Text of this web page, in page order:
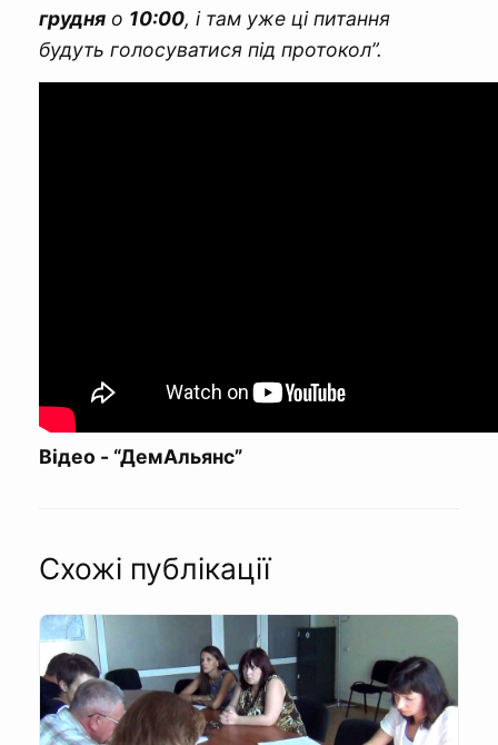
грудня о 10:00, і там уже ці питання
будуть голосуватися під протокол”.
Відео - “ДемАльянс”
Схожі публікації